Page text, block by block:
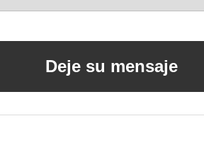
Deje su mensaje